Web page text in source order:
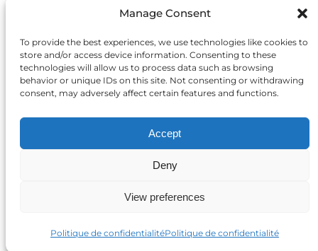
Manage Consent
To provide the best experiences, we use technologies like cookies to
store and/or access device information. Consenting to these
technologies will allow us to process data such as browsing
behavior or unique IDs on this site. Not consenting or withdrawing
consent, may adversely affect certain features and functions.
Accept
Deny
View preferences
Politique de confidentialitéPolitique de confidentialité
Genève : C.P. 202 – 1211 Genève 12, Suisse
Facebook X Instagram LinkedIn
Politique de